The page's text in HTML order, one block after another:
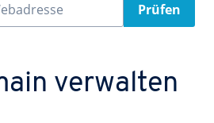
Prüfen
verwalten